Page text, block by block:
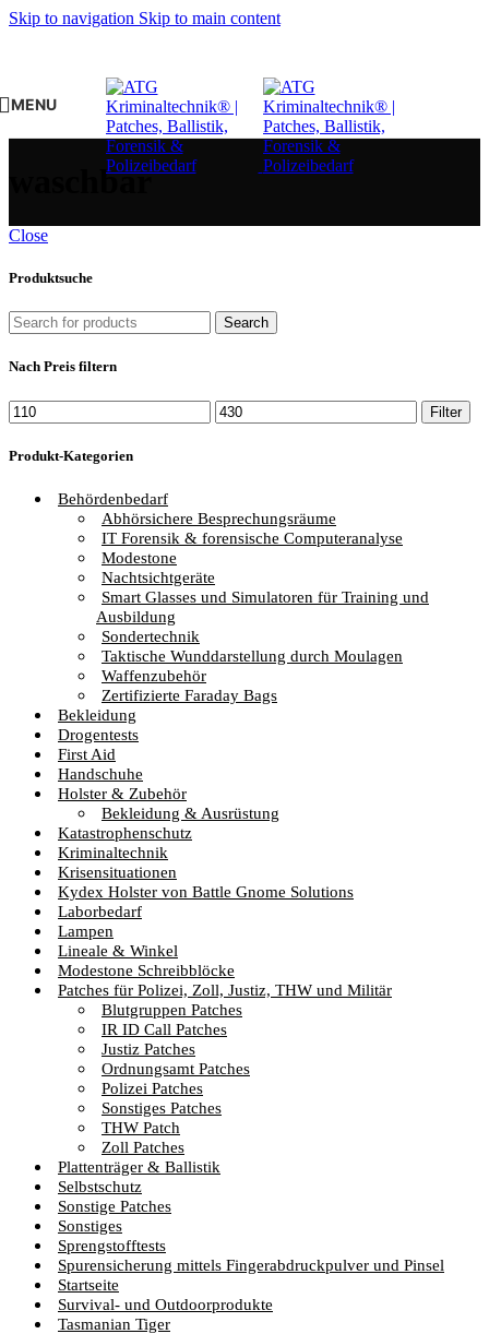
Skip to navigation Skip to main content
MENU
waschbar
Close
Produktsuche
Search
Nach Preis filtern
Min.
Preis
Max.
Preis
Filter
Produkt-Kategorien
Behördenbedarf
Abhörsichere Besprechungsräume
IT Forensik & forensische Computeranalyse
Modestone
Nachtsichtgeräte
Smart Glasses und Simulatoren für Training und
Ausbildung
Sondertechnik
Taktische Wunddarstellung durch Moulagen
Waffenzubehör
Zertifizierte Faraday Bags
Bekleidung
Drogentests
First Aid
Handschuhe
Holster & Zubehör
Bekleidung & Ausrüstung
Katastrophenschutz
Kriminaltechnik
Krisensituationen
Kydex Holster von Battle Gnome Solutions
Laborbedarf
Lampen
Lineale & Winkel
Modestone Schreibblöcke
Patches für Polizei, Zoll, Justiz, THW und Militär
Blutgruppen Patches
IR ID Call Patches
Justiz Patches
Ordnungsamt Patches
Polizei Patches
Sonstiges Patches
THW Patch
Zoll Patches
Plattenträger & Ballistik
Selbstschutz
Sonstige Patches
Sonstiges
Sprengstofftests
Spurensicherung mittels Fingerabdruckpulver und Pinsel
Startseite
Survival- und Outdoorprodukte
Tasmanian Tiger